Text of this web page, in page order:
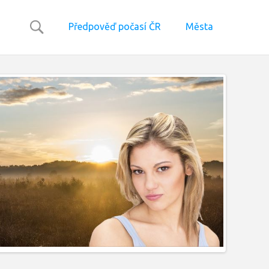
Předpověď počasí ČR Města